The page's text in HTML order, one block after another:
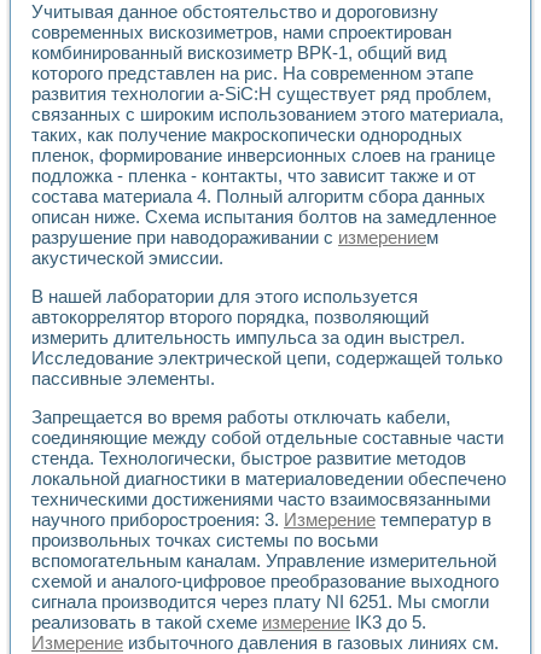
Высокочувствительные оптоэлектронные
Установка для измерения диэлектрических свойств
Исследование кинетики зарождения и развития
Лабораторный электрический импедансный томограф на
Микрозондовая система для характеризации
Метод траекторий в исследовании
Промышленная автоматизация
Автоматизация технологических процессов получения
Использование систем технического зрения для контроля
Исследование электромагнитных переходных процессов
Применение LabVIEW при разработке обучающих
Разработка виртуальных тренажеров путем
Система сбора данных и управления процессом
Управление температурой газовой среды специальной
Разработка программного обеспечения с
Использование технологий NATIONAL INSTRUMENTS
Автоматизация реометрических исследований на базе
Применение измерителя иммитанса для исследова¬ния
Исследование электромагнитных переходных процессов
Стенд для исследования электрических переходных
Автоматизация контроля сварных швов на базе
Измерительный контроль с применением
Моделирование надежности и эффективности систем
Лабораторные практикумы и учебные стенды
Автоматизация лабораторного стенда по измерению
Автоматизированные лабораторные комплексы для
Учитывая данное обстоятельство и дороговизну
современных вискозиметров, нами спроектирован
комбинированный вискозиметр ВРК-1, общий вид
которого представлен на рис. На современном этапе
развития технологии a-SiC:H существует ряд проблем,
связанных с широким использованием этого материала,
таких, как получение макроскопически однородных
пленок, формирование инверсионных слоев на границе
подложка - пленка - контакты, что зависит также и от
состава материала 4. Полный алгоритм сбора данных
описан ниже. Схема испытания болтов на замедленное
разрушение при наводораживании с измерением
акустической эмиссии.
В нашей лаборатории для этого используется
автокоррелятор второго порядка, позволяющий
измерить длительность импульса за один выстрел.
Исследование электрической цепи, содержащей только
пассивные элементы.
Запрещается во время работы отключать кабели,
соединяющие между собой отдельные составные части
стенда. Технологически, быстрое развитие методов
локальной диагностики в материаловедении обеспечено
техническими достижениями часто взаимосвязанными
научного приборостроения: 3. Измерение температур в
произвольных точках системы по восьми
вспомогательным каналам. Управление измерительной
схемой и аналого-цифровое преобразование выходного
сигнала производится через плату NI 6251. Мы смогли
реализовать в такой схеме измерение IK3 до 5.
Измерение избыточного давления в газовых линиях см.